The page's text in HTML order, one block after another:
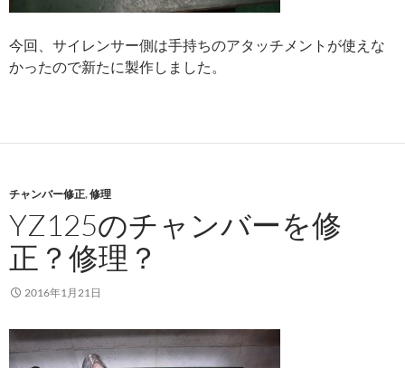
今回、サイレンサー側は手持ちのアタッチメントが使えな
かったので新たに製作しました。
チャンバー修正,修理
YZ125のチャンバーを修
正？修理？
2016年1月21日